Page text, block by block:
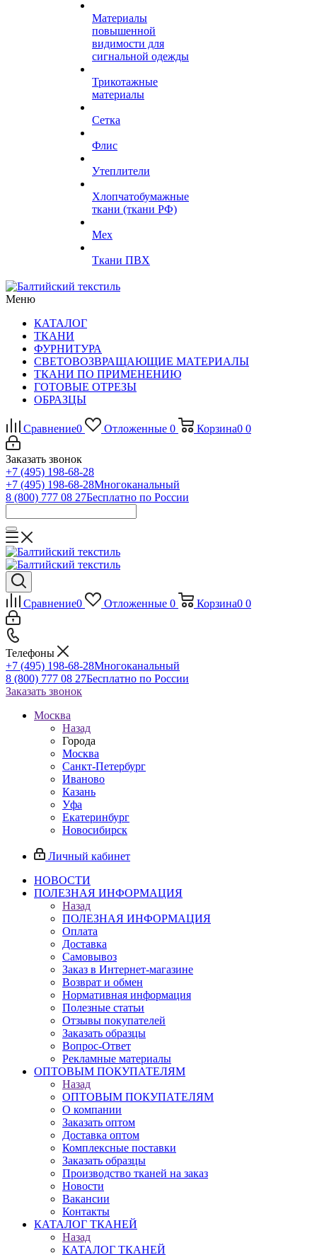
Материалы
повышенной
видимости для
сигнальной одежды
Трикотажные
материалы
Сетка
Флис
Утеплители
Хлопчатобумажные
ткани (ткани РФ)
Мех
Ткани ПВХ
Меню
КАТАЛОГ
ТКАНИ
ФУРНИТУРА
СВЕТОВОЗВРАЩАЮЩИЕ МАТЕРИАЛЫ
ТКАНИ ПО ПРИМЕНЕНИЮ
ГОТОВЫЕ ОТРЕЗЫ
ОБРАЗЦЫ
Сравнение0 Отложенные 0 Корзина0 0
Заказать звонок
+7 (495) 198-68-28
+7 (495) 198-68-28Многоканальный
8 (800) 777 08 27Бесплатно по России
Сравнение0 Отложенные 0 Корзина0 0
Телефоны
+7 (495) 198-68-28Многоканальный
8 (800) 777 08 27Бесплатно по России
Заказать звонок
Москва
Назад
Города
Москва
Санкт-Петербург
Иваново
Казань
Уфа
Екатеринбург
Новосибирск
Личный кабинет
НОВОСТИ
ПОЛЕЗНАЯ ИНФОРМАЦИЯ
Назад
ПОЛЕЗНАЯ ИНФОРМАЦИЯ
Оплата
Доставка
Самовывоз
Заказ в Интернет-магазине
Возврат и обмен
Нормативная информация
Полезные статьи
Отзывы покупателей
Заказать образцы
Вопрос-Ответ
Рекламные материалы
ОПТОВЫМ ПОКУПАТЕЛЯМ
Назад
ОПТОВЫМ ПОКУПАТЕЛЯМ
О компании
Заказать оптом
Доставка оптом
Комплексные поставки
Заказать образцы
Производство тканей на заказ
Новости
Вакансии
Контакты
КАТАЛОГ ТКАНЕЙ
Назад
КАТАЛОГ ТКАНЕЙ